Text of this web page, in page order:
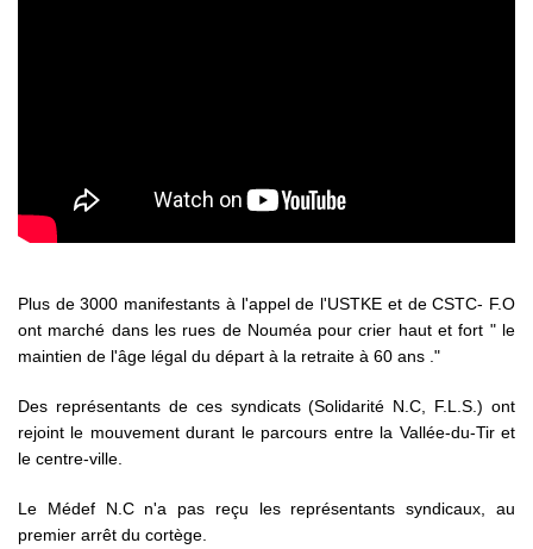
Plus de 3000 manifestants à l'appel de l'USTKE et de CSTC- F.O
ont marché dans les rues de Nouméa pour crier haut et fort " le
maintien de l'âge légal du départ à la retraite à 60 ans ."
Des représentants de ces syndicats (Solidarité N.C, F.L.S.) ont
rejoint le mouvement durant le parcours entre la Vallée-du-Tir et
le centre-ville.
Le Médef N.C n'a pas reçu les représentants syndicaux, au
premier arrêt du cortège.